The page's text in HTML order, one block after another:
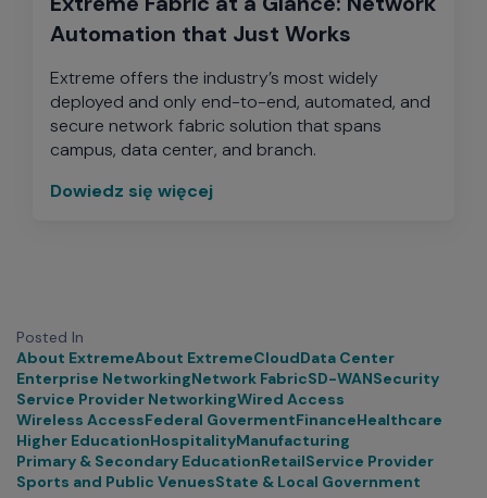
Automation that Just Works
Extreme offers the industry’s most widely
deployed and only end-to-end, automated, and
secure network fabric solution that spans
campus, data center, and branch.
Dowiedz się więcej
Posted In
About ExtremeAbout ExtremeCloudData Center
Enterprise NetworkingNetwork FabricSD-WANSecurity
Service Provider NetworkingWired Access
Wireless AccessFederal GovermentFinanceHealthcare
Higher EducationHospitalityManufacturing
Primary & Secondary EducationRetailService Provider
Sports and Public VenuesState & Local Government